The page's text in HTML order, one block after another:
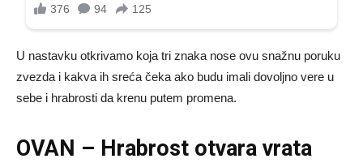
U nastavku otkrivamo koja tri znaka nose ovu snažnu poruku
zvezda i kakva ih sreća čeka ako budu imali dovoljno vere u
sebe i hrabrosti da krenu putem promena.
OVAN – Hrabrost otvara vrata